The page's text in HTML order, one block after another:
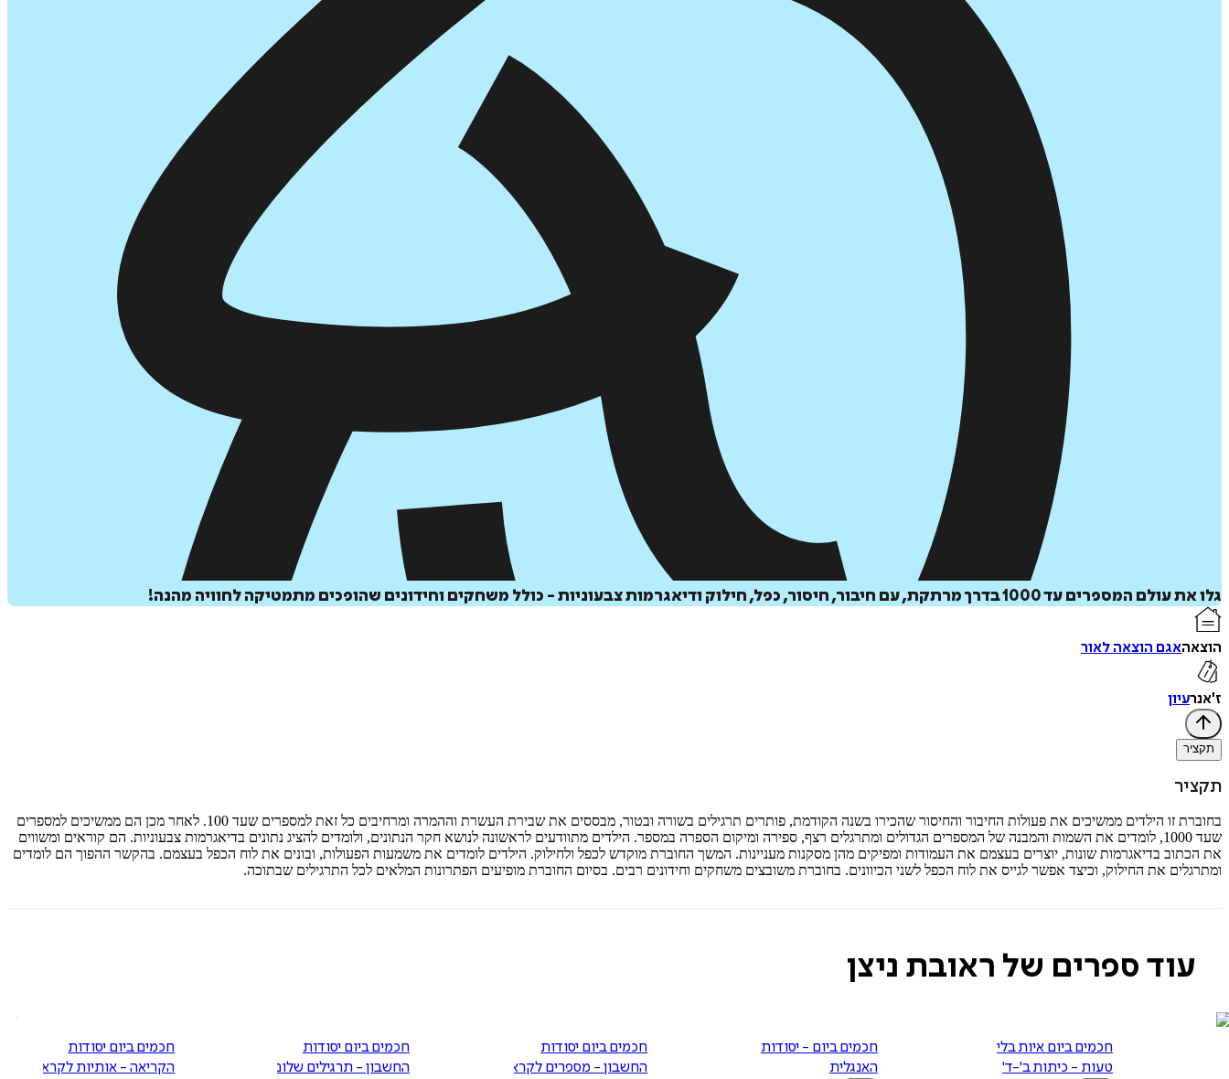
גלו את עולם המספרים עד 1000 בדרך מרתקת, עם חיבור, חיסור, כפל, חילוק ודיאגרמות צבעוניות - כולל משחקים וחידונים שהופכים מתמטיקה לחוויה מהנה!
הוצאהאגם הוצאה לאור
ז'אנרעיון
תקציר
תקציר
בחוברת זו הילדים ממשיכים את פעולות החיבור והחיסור שהכירו בשנה הקודמת, פותרים תרגילים בשורה ובטור, מבססים את שבירת העשרת וההמרה ומרחיבים כל זאת למספרים שעד 100. לאחר מכן הם ממשיכים למספרים
שעד 1000, לומדים את השמות והמבנה של המספרים הגדולים ומתרגלים רצף, ספירה ומיקום הספרה במספר. הילדים מתוודעים לראשונה לנושא חקר הנתונים, ולומדים להציג נתונים בדיאגרמות צבעוניות. הם קוראים ומשווים
את הכתוב בדיאגרמות שונות, יוצרים בעצמם את העמודות ומפיקים מהן מסקנות מעניינות. המשך החוברת מוקדש לכפל ולחילוק. הילדים לומדים את משמעות הפעולות, ובונים את לוח הכפל בעצמם. בהקשר ההפוך הם לומדים
ומתרגלים את החילוק, וכיצד אפשר לגייס את לוח הכפל לשני הכיוונים. בחוברת משובצים משחקים וחידונים רבים. בסיום החוברת מופיעים הפתרונות המלאים לכל התרגילים שבתוכה.
עוד ספרים של ראובת ניצן
חכמים ביום איות בלי
טעות - כיתות ב'-ד'
חכמים ביום - יסודות
האנגלית
חכמים ביום יסודות
החשבון - מספרים לקראת
חכמים ביום יסודות
החשבון - תרגילים שלום
חכמים ביום יסודות
הקריאה - אותיות לקראת